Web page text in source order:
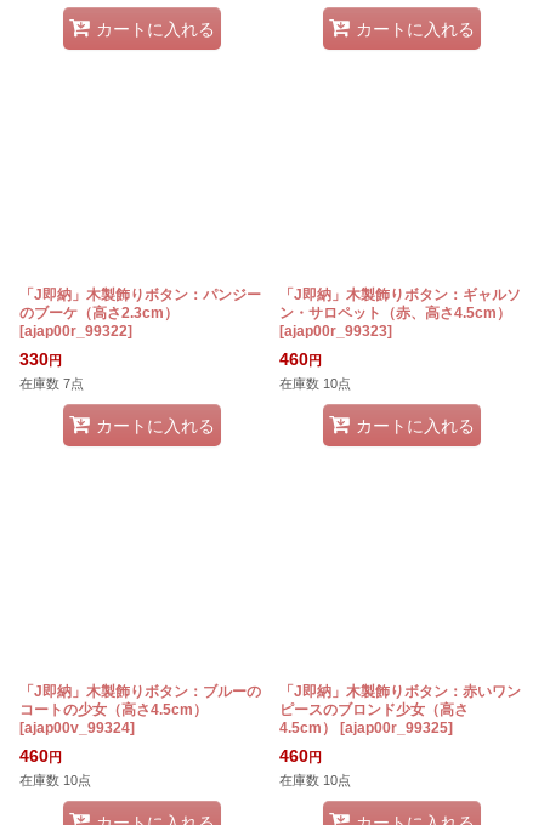
カートに入れる カートに入れる
「J即納」木製飾りボタン：パンジー
のブーケ（高さ2.3cm）
[ajap00r_99322]
330円
在庫数 7点
カートに入れる
「J即納」木製飾りボタン：ギャルソ
ン・サロペット（赤、高さ4.5cm）
[ajap00r_99323]
460円
在庫数 10点
カートに入れる
「J即納」木製飾りボタン：ブルーの
コートの少女（高さ4.5cm）
[ajap00v_99324]
460円
在庫数 10点
「J即納」木製飾りボタン：赤いワン
ピースのブロンド少女（高さ
4.5cm）
[ajap00r_99325]
460円
在庫数 10点